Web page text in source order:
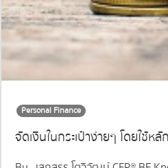
Personal Finance
จัดเงินในกระเป๋าง่ายๆ โดยใช้